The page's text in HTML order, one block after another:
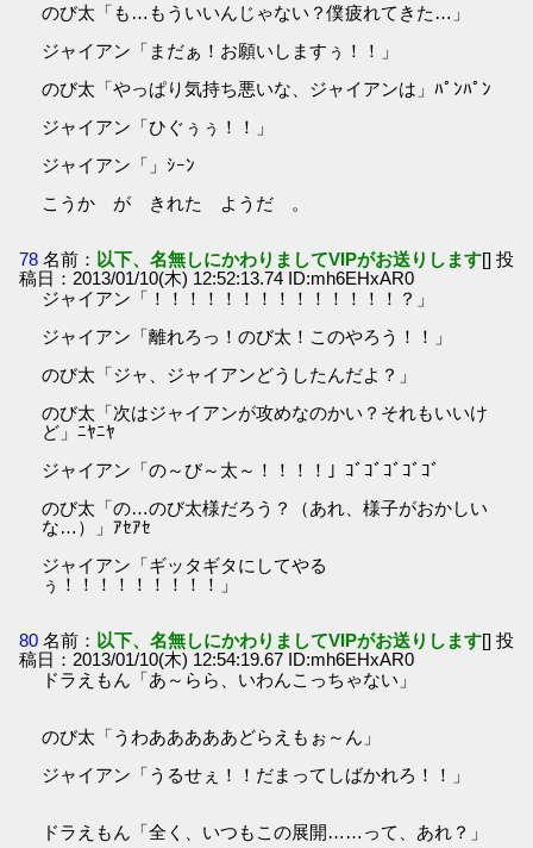
のび太「も…もういいんじゃない？僕疲れてきた…」
ジャイアン「まだぁ！お願いしますぅ！！」
のび太「やっぱり気持ち悪いな、ジャイアンは」ﾊﾟﾝﾊﾟﾝ
ジャイアン「ひぐぅぅ！！」
ジャイアン「」ｼｰﾝ
こうか が きれた ようだ 。
78 名前： 以下、名無しにかわりましてVIPがお送りします[] 投
稿日：2013/01/10(木) 12:52:13.74 ID:mh6EHxAR0
ジャイアン「！！！！！！！！！！！！！！？」
ジャイアン「離れろっ！のび太！このやろう！！」
のび太「ジャ、ジャイアンどうしたんだよ？」
のび太「次はジャイアンが攻めなのかい？それもいいけ
ど」ﾆﾔﾆﾔ
ジャイアン「の～び～太～！！！！」ｺﾞｺﾞｺﾞｺﾞｺﾞ
のび太「の…のび太様だろう？（あれ、様子がおかしい
な…）」ｱｾｱｾ
ジャイアン「ギッタギタにしてやる
ぅ！！！！！！！！！」
80 名前： 以下、名無しにかわりましてVIPがお送りします[] 投
稿日：2013/01/10(木) 12:54:19.67 ID:mh6EHxAR0
ドラえもん「あ～らら、いわんこっちゃない」
のび太「うわあああああどらえもぉ～ん」
ジャイアン「うるせぇ！！だまってしばかれろ！！」
ドラえもん「全く、いつもこの展開……って、あれ？」